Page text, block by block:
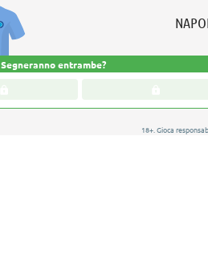
Segneranno entrambe?
18+. Gioca